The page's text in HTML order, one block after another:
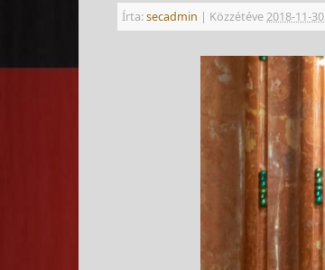
Írta:secadmin | Közzétéve2018-11-30